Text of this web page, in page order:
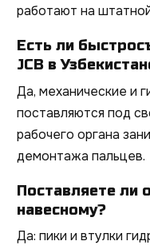
работают на
Есть ли
JCB в
Да, механические и
поставляются под
рабочего органа
демонтажа пальцев.
Поставляете ли
навесному?
Да: пики и втулки